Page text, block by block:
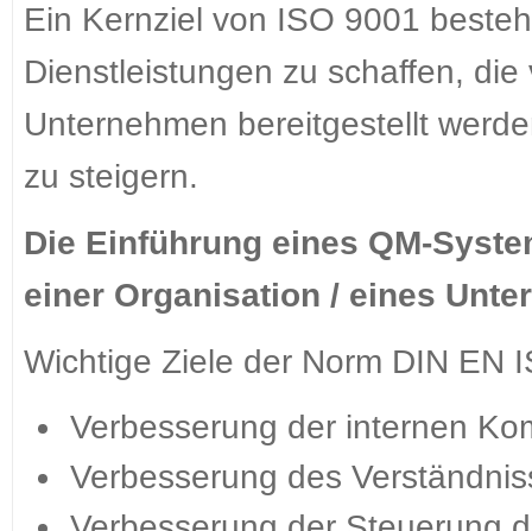
Ein Kernziel von ISO 9001
Dienstleistungen zu schaffen,
Unternehmen bereitgestellt
zu steigern.
Die Einführung eines QM-
einer Organisation / eines
Wichtige Ziele der Norm DIN EN
Verbesserung der internen
Verbesserung des